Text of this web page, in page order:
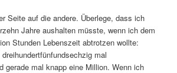
Seite auf die andere. Überlege, dass ich
Jahre aushalten müsste, wenn ich dem
Stunden Lebenszeit abtrotzen wollte:
mal
gerade mal knapp eine Million. Wenn ich